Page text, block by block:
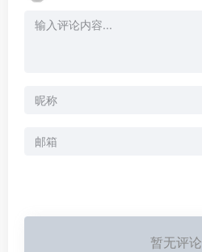
暂无评